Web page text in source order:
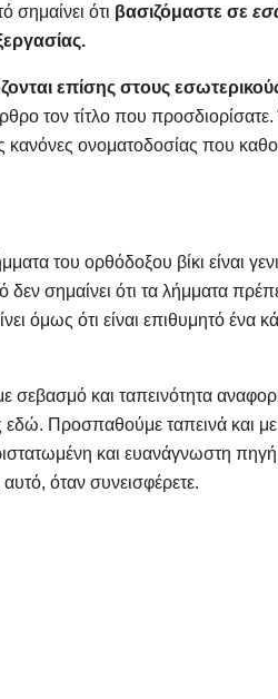
σημαίνει ότι βασιζόμαστε σε
επίσης στους
τον τίτλο που
ονοματοδοσίας που
του ορθόδοξου βίκι είναι
σημαίνει ότι τα λήμματα
όμως ότι είναι επιθυμητό ένα
και ταπεινότητα
Προσπαθούμε ταπεινά και με
και ευανάγνωστη
όταν συνεισφέρετε.